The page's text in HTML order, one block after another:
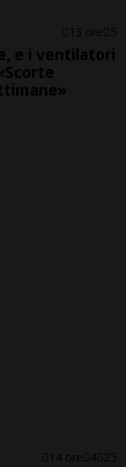
13 ore 5
e i ventilatori
14 ore 4 25